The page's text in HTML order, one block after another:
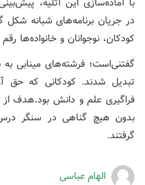
در جریان برنامه‌های شبانه شکل
کودکان، نوجوانان و خانواده‌ها
گفتنی‌است؛ فرشته‌های مینابی به
تبدیل شدند. کودکانی که حق
فراگیری علم و دانش بود.هدف از
بدون هیچ گناهی در سنگر
گرفتند.
الهام عباسی